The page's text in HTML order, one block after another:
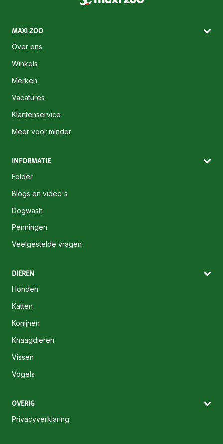
MAXI ZOO
Over ons
Winkels
Merken
Vacatures
Klantenservice
Meer voor minder
INFORMATIE
Folder
Blogs en video's
Dogwash
Penningen
Veelgestelde vragen
DIEREN
Honden
Katten
Konijnen
Knaagdieren
Vissen
Vogels
OVERIG
Privacyverklaring